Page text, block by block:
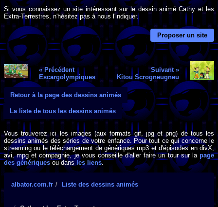
Si vous connaissez un site intéressant sur le dessin animé Cathy et les
Extra-Terrestres, n'hésitez pas à nous l'indiquer.
Proposer un site
« Précédent
Escargolympiques
Suivant »
Kitou Scrogneugneu
Retour à la page des dessins animés
La liste de tous les dessins animés
Vous trouverez ici les images (aux formats gif, jpg et png) de tous les
dessins animés des séries de votre enfance. Pour tout ce qui concerne le
streaming ou le téléchargement de génériques mp3 et d'épisodes en divX,
avi, mpg et compagnie, je vous conseille d'aller faire un tour sur la page
des génériques ou dans les liens
albator.com.fr Liste des dessins animés